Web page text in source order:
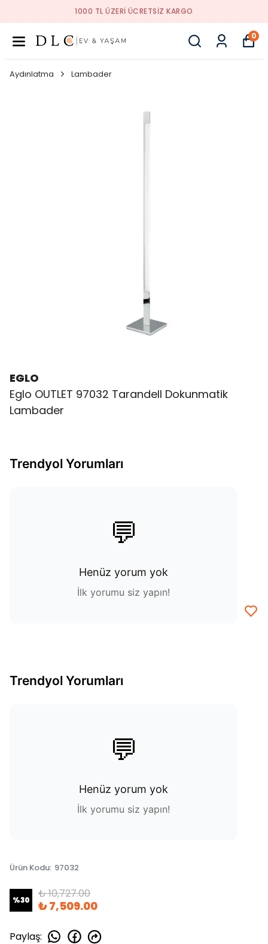
1000 TL ÜZERI ÜCRETSIZ KARGO
0
Aydınlatma Lambader
EGLO
Eglo OUTLET 97032 Tarandell Dokunmatik
Lambader
Trendyol Yorumları
💬
Henüz yorum yok
İlk yorumu siz yapın!
Trendyol Yorumları
💬
Henüz yorum yok
İlk yorumu siz yapın!
Ürün Kodu: 97032
%30 ₺ 10,727.00
₺ 7,509.00
Paylaş: